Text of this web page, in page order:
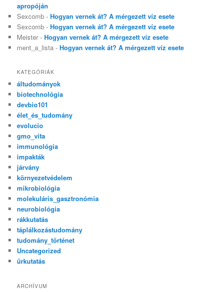
apropóján
Sexcomb -Hogyan vernek át? A mérgezett víz esete
Sexcomb -Hogyan vernek át? A mérgezett víz esete
Meister -Hogyan vernek át? A mérgezett víz esete
ment_a_lista -Hogyan vernek át? A mérgezett víz esete
KATEGÓRIÁK
áltudományok
biotechnológia
devbio101
élet_és_tudomány
evolucio
gmo_vita
immunológia
impakták
járvány
környezetvédelem
mikrobiológia
molekuláris_gasztronómia
neurobiológia
rákkutatás
táplálkozástudomány
tudomány_történet
Uncategorized
űrkutatás
ARCHÍVUM